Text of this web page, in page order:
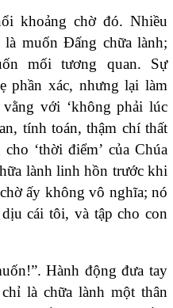
khoảng chờ đó. Nhiều
muốn Đấng chữa lành;
mối tương quan. Sự
phần xác, nhưng lại làm
với ‘không phải lúc
tính toán, thậm chí thất
‘thời điểm’ của Chúa
lành linh hồn trước khi
ấy không vô nghĩa; nó
cái tôi, và tập cho con
Hành động đưa tay
là chữa lành một thân